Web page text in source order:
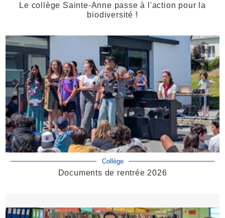
Le collège Sainte-Anne passe à l'action pour la
biodiversité !
Collège
Documents de rentrée 2026